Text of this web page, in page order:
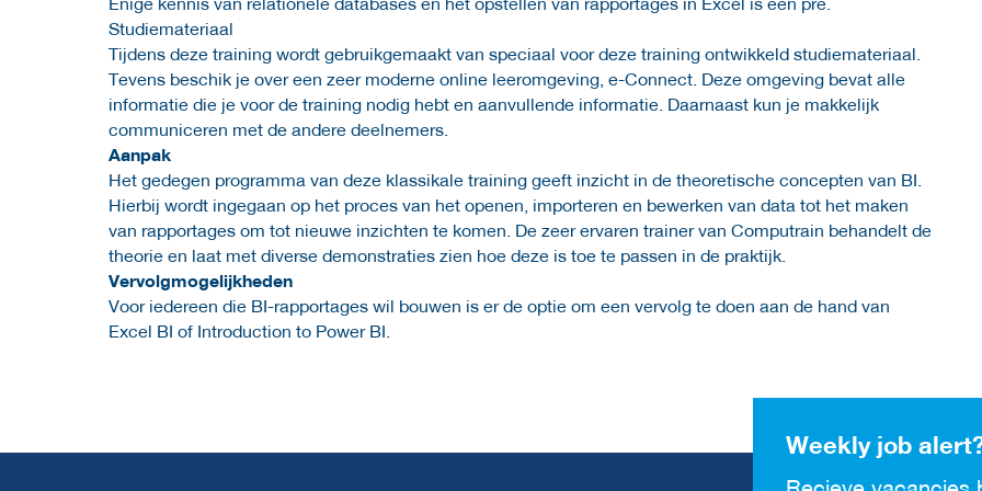
Studiemateriaal
Tijdens deze training wordt gebruikgemaakt van speciaal voor deze training ontwikkeld studiemateriaal.
Tevens beschik je over een zeer moderne online leeromgeving, e-Connect. Deze omgeving bevat alle
informatie die je voor de training nodig hebt en aanvullende informatie. Daarnaast kun je makkelijk
communiceren met de andere deelnemers.
Aanpak
Het gedegen programma van deze klassikale training geeft inzicht in de theoretische concepten van BI.
Hierbij wordt ingegaan op het proces van het openen, importeren en bewerken van data tot het maken
van rapportages om tot nieuwe inzichten te komen. De zeer ervaren trainer van Computrain behandelt de
theorie en laat met diverse demonstraties zien hoe deze is toe te passen in de praktijk.
Vervolgmogelijkheden
Voor iedereen die BI-rapportages wil bouwen is er de optie om een vervolg te doen aan de hand van
Excel BI of Introduction to Power BI.
Weekly job